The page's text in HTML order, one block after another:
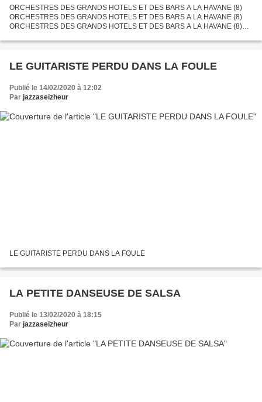
ORCHESTRES DES GRANDS HOTELS ET DES BARS A LA HAVANE (8)
ORCHESTRES DES GRANDS HOTELS ET DES BARS A LA HAVANE (8)
ORCHESTRES DES GRANDS HOTELS ET DES BARS A LA HAVANE (8)
ORCHESTRES DES GRANDS HOTELS...
LE GUITARISTE PERDU DANS LA FOULE
Publié le 14/02/2020 à 12:02
Par jazzaseizheur
LE GUITARISTE PERDU DANS LA FOULE
LA PETITE DANSEUSE DE SALSA
Publié le 13/02/2020 à 18:15
Par jazzaseizheur